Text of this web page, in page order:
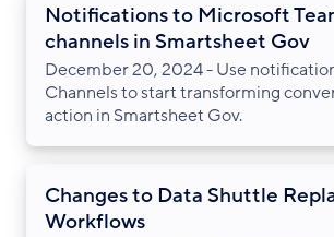
Notifications to Microsoft
channels in Smartsheet Gov
December 20, 2024 - Use
Channels to start transforming
action in Smartsheet Gov.
Changes to Data Shuttle
Workflows